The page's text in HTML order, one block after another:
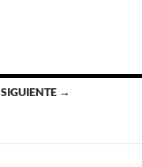
SIGUIENTE →